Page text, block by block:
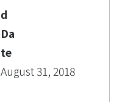
d
Da
te
August 31, 2018